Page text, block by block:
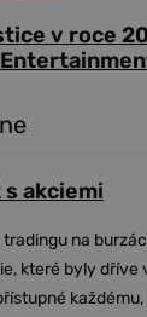
v roce
akciemi
na
které byly dříve